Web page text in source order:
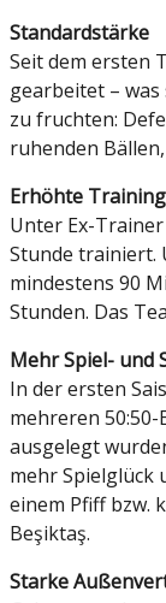
Standardstärke
Seit dem ersten
gearbeitet –
zu fruchten:
ruhenden
Erhöhte
Unter Ex-
Stunde trainiert.
mindestens 90
Stunden. Das
Mehr Spiel- und
In der ersten
mehreren
ausgelegt
mehr Spielglück
einem Pfiff bzw.
Beşiktaş.
Starke